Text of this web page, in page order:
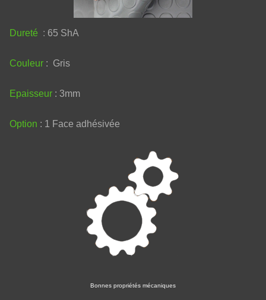
Dureté : 65 ShA
Couleur : Gris
Epaisseur : 3mm
Option : 1 Face adhésivée
Bonnes propriétés mécaniques